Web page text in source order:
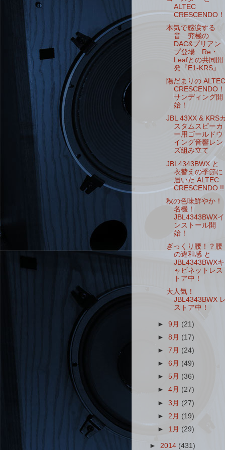
ALTEC
CRESCENDO！
本気で感涙する
音 究極の
DAC&プリアン
プ登場 Re・
Leafとの共同開
発『E1-KRS』
陽だまりの ALTEC
CRESCENDO！
サンディング開
始！
JBL 43XX & KRS
スタムスピーカ
ー用ゴールドウ
イング音響レン
ズ組み立て
JBL4343BWX と
衣替えの季節に
届いた ALTEC
CRESCENDO !!
秋の色味鮮やか！
名機！
JBL4343BWXイ
ンストール開
始！
ぎっくり腰！？腰
の違和感 と
JBL4343BWXキ
ャビネットレス
トア中！
大人気！
JBL4343BWX
ストア中！
►9月 (21)
►8月 (17)
►7月 (24)
►6月 (49)
► 5月 (36)
►4月 (27)
►3月 (27)
► 2月 (19)
► 1月 (29)
► 2014 (431)